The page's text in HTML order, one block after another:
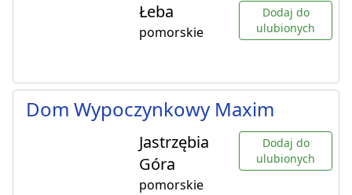
Łeba
pomorskie
Dodaj do
ulubionych
Dom Wypoczynkowy Maxim
Jastrzębia
Góra
pomorskie
Dodaj do
ulubionych